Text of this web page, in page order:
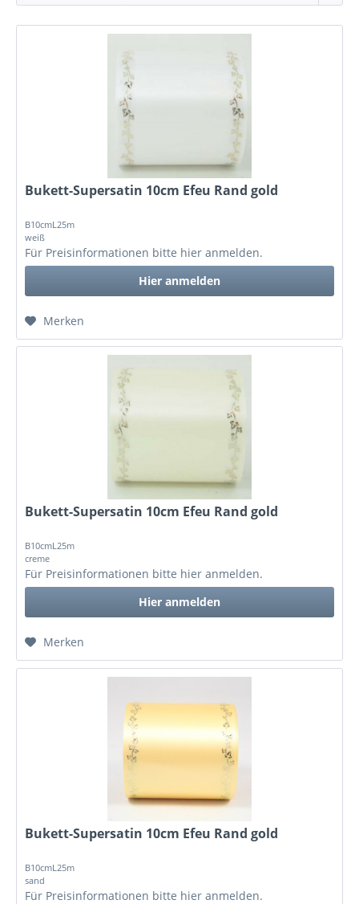
Bukett-Supersatin 10cm Efeu Rand gold
B10cmL25m
weiß
Für Preisinformationen bitte hier anmelden.
Hier anmelden
Merken
Bukett-Supersatin 10cm Efeu Rand gold
B10cmL25m
creme
Für Preisinformationen bitte hier anmelden.
Hier anmelden
Merken
Bukett-Supersatin 10cm Efeu Rand gold
B10cmL25m
sand
Für Preisinformationen bitte hier anmelden.